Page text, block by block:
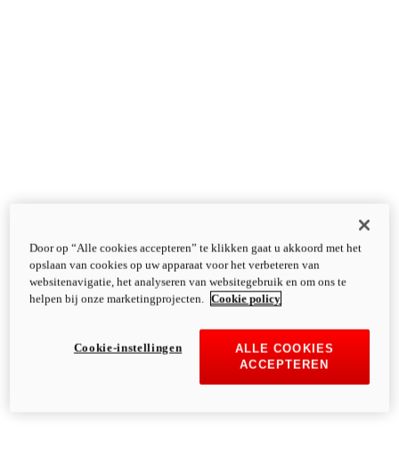
Door op “Alle cookies accepteren” te klikken gaat u akkoord met het
opslaan van cookies op uw apparaat voor het verbeteren van
websitenavigatie, het analyseren van websitegebruik en om ons te
helpen bij onze marketingprojecten.
Cookie policy
ALLE COOKIES
ACCEPTEREN
Cookie-instellingen